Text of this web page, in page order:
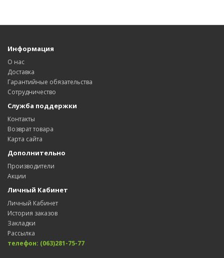
Информация
О нас
Доставка
Гарантийные обязательства
Сотрудничество
Служба поддержки
Контакты
Возврат товара
Карта сайта
Дополнительно
Производители
Акции
Личный Кабинет
Личный Кабинет
История заказов
Закладки
Рассылка
телефон: (063)281-75-77